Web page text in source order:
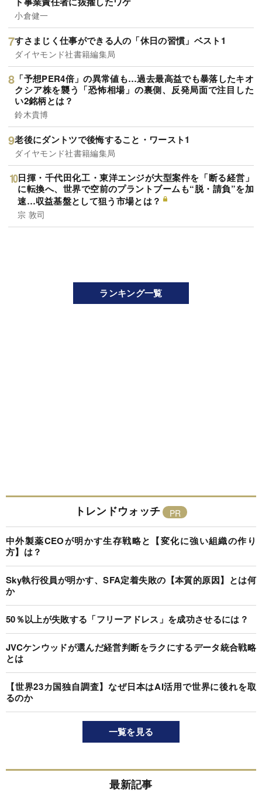
小倉健一
すさまじく仕事ができる人の「休日の習慣」ベスト1
ダイヤモンド社書籍編集局
「予想PER4倍」の異常値も…過去最高益でも暴落したキオ
クシア株を襲う「恐怖相場」の裏側、反発局面で注目した
い2銘柄とは？
鈴木貴博
老後にダントツで後悔すること・ワースト1
ダイヤモンド社書籍編集局
日揮・千代田化工・東洋エンジが大型案件を「断る経営」
に転換へ、世界で空前のプラントブームも“脱・請負”を加
速…収益基盤として狙う市場とは？
宗 敦司
ランキング一覧
トレンドウォッチ
中外製薬CEOが明かす生存戦略と【変化に強い組織の作り
方】は？
Sky執行役員が明かす、SFA定着失敗の【本質的原因】とは何
か
50％以上が失敗する「フリーアドレス」を成功させるには？
JVCケンウッドが選んだ経営判断をラクにするデータ統合戦略
とは
【世界23カ国独自調査】なぜ日本はAI活用で世界に後れを取
るのか
一覧を見る
最新記事